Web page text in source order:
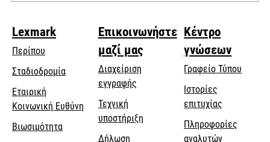
Lexmark
Περίπου
Σταδιοδρομία
Εταιρική
Κοινωνική Ευθύνη opens
Βιωσιμότητα
Επικοινωνήστε
μαζί μας
Διαχείριση
εγγραφής
Τεχνική
υποστήριξηopens
Δήλωση
Κέντρο
γνώσεων
Γραφείο Τύπου
Ιστορίες
επιτυχίας
Πληροφορίες
αναλυτών